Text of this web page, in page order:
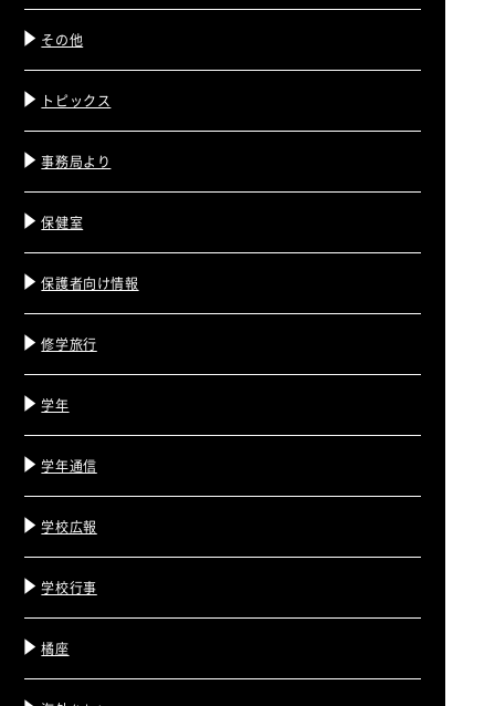
その他
トピックス
事務局より
保健室
保護者向け情報
修学旅行
学年
学年通信
学校広報
学校行事
橘座